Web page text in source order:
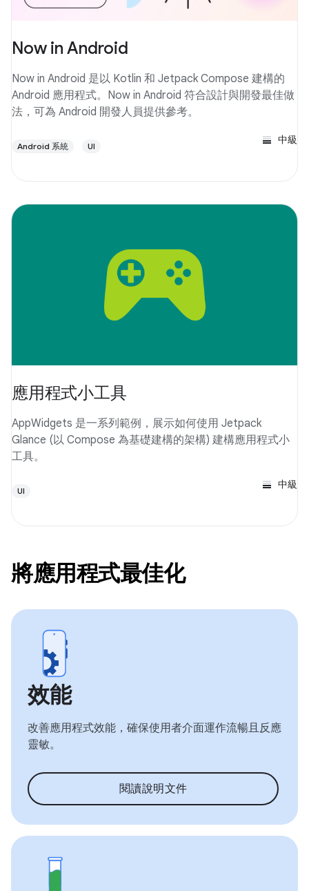
Now in Android
Now in Android 是以 Kotlin 和 Jetpack Compose 建構的
Android 應用程式。Now in Android 符合設計與開發最佳做
法，可為 Android 開發人員提供參考。
Android 系統 UI
中級
應用程式小工具
AppWidgets 是一系列範例，展示如何使用 Jetpack
Glance (以 Compose 為基礎建構的架構) 建構應用程式小
工具。
UI
中級
將應用程式最佳化
效能
改善應用程式效能，確保使用者介面運作流暢且反應
靈敏。
閱讀說明文件